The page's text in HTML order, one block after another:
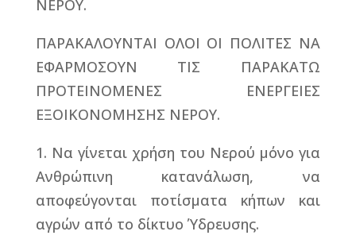
ΝΕΡΟΥ.
ΠΑΡΑΚΑΛΟΥΝΤΑΙ ΟΛΟΙ ΟΙ ΠΟΛΙΤΕΣ ΝΑ
ΕΦΑΡΜΟΣΟΥΝ ΤΙΣ ΠΑΡΑΚΑΤΩ
ΠΡΟΤΕΙΝΟΜΕΝΕΣ ΕΝΕΡΓΕΙΕΣ
ΕΞΟΙΚΟΝΟΜΗΣΗΣ ΝΕΡΟΥ.
1. Να γίνεται χρήση του Νερού μόνο για
Ανθρώπινη κατανάλωση, να
αποφεύγονται ποτίσματα κήπων και
αγρών από το δίκτυο Ύδρευσης.